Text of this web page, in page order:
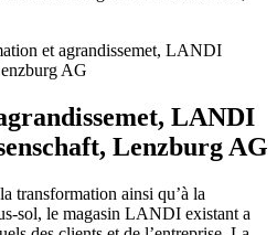
et agrandissemet, LANDI
AG
LANDI
Lenzburg AG
transformation ainsi qu’à la
sol, le magasin LANDI existant a